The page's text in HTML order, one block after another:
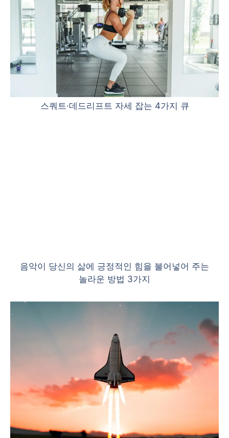
스쿼트·데드리프트 자세 잡는 4가지 큐
음악이 당신의 삶에 긍정적인 힘을 불어넣어 주는
놀라운 방법 3가지